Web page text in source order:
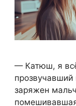
— Катюш, я
прозвучавший
заряжен